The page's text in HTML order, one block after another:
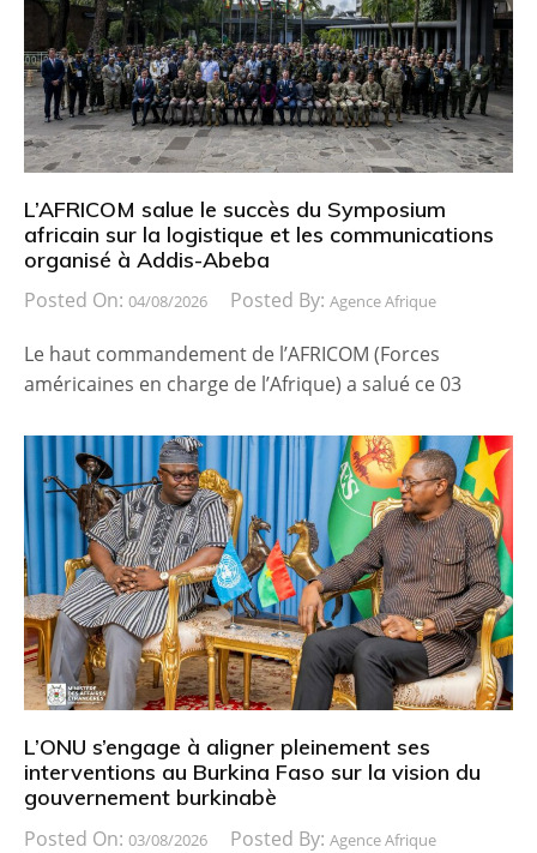
L’AFRICOM salue le succès du Symposium
africain sur la logistique et les communications
organisé à Addis-Abeba
Posted On: 04/08/2026 Posted By: Agence Afrique
Le haut commandement de l’AFRICOM (Forces
américaines en charge de l’Afrique) a salué ce 03
L’ONU s’engage à aligner pleinement ses
interventions au Burkina Faso sur la vision du
gouvernement burkinabè
Posted On: 03/08/2026 Posted By: Agence Afrique